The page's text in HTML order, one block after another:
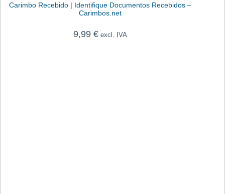
Carimbo Recebido | Identifique Documentos Recebidos –
Carimbos.net
9,99 €excl. IVA